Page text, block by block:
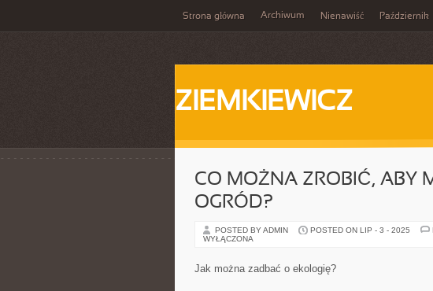
Strona główna Archiwum Nienawiść Październik
ZIEMKIEWICZ
CO MOŻNA ZROBIĆ, ABY
OGRÓD?
POSTED BY ADMIN POSTED ON LIP - 3 - 2025
WYŁĄCZONA
Jak można zadbać o ekologię?